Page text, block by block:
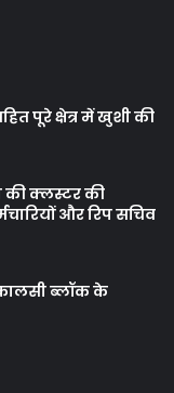
पूरे क्षेत्र में खुशी की
की क्लस्टर की
और रिप सचिव
ब्लॉक के